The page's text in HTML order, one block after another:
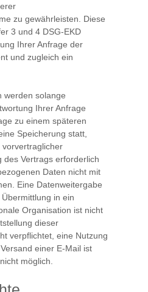
zu gewährleisten. Diese
3 und 4 DSG-EKD
Ihrer Anfrage der
und zugleich ein
werden solange
Ihrer Anfrage
zu einem späteren
Speicherung statt,
Vertrags erforderlich
Daten nicht mit
Eine Datenweitergabe
in ein
Organisation ist nicht
dieser
verpflichtet, eine Nutzung
einer E-Mail ist
möglich.